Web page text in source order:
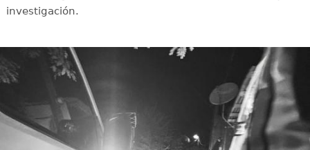
investigación.